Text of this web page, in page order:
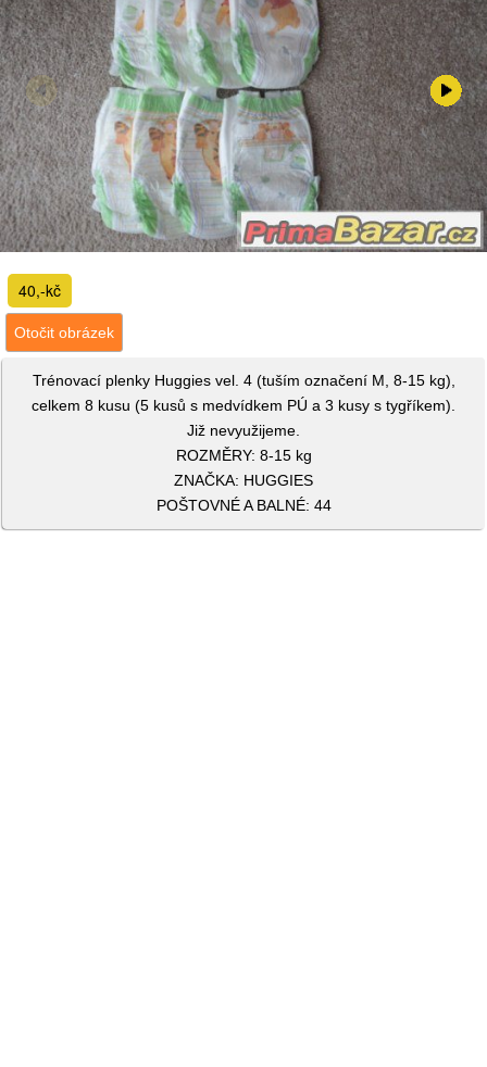
40,-kč
Otočit obrázek
Trénovací plenky Huggies vel. 4 (tuším označení M, 8-15 kg),
celkem 8 kusu (5 kusů s medvídkem PÚ a 3 kusy s tygříkem).
Již nevyužijeme.
ROZMĚRY: 8-15 kg
ZNAČKA: HUGGIES
POŠTOVNÉ A BALNÉ: 44